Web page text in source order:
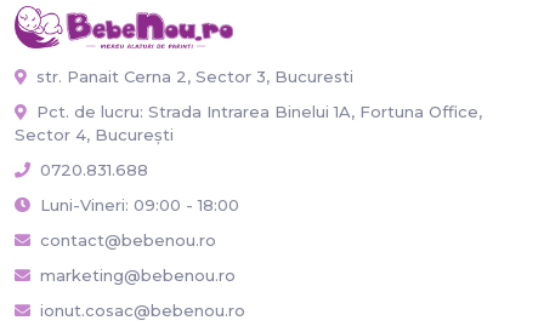
str. Panait Cerna 2, Sector 3, Bucuresti
Pct. de lucru: Strada Intrarea Binelui 1A, Fortuna Office,
Sector 4, București
0720.831.688
Luni-Vineri: 09:00 - 18:00
contact@bebenou.ro
marketing@bebenou.ro
ionut.cosac@bebenou.ro